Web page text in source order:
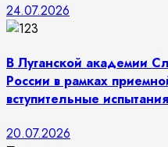
24.07.2026
В Луганской академии
России в рамках
вступительные испытания
20.07.2026